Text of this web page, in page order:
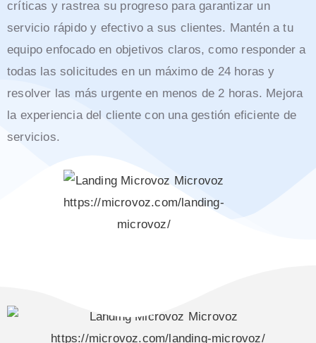
críticas y rastrea su progreso para garantizar un
servicio rápido y efectivo a sus clientes. Mantén a tu
equipo enfocado en objetivos claros, como responder a
todas las solicitudes en un máximo de 24 horas y
resolver las más urgente en menos de 2 horas. Mejora
la experiencia del cliente con una gestión eficiente de
servicios.